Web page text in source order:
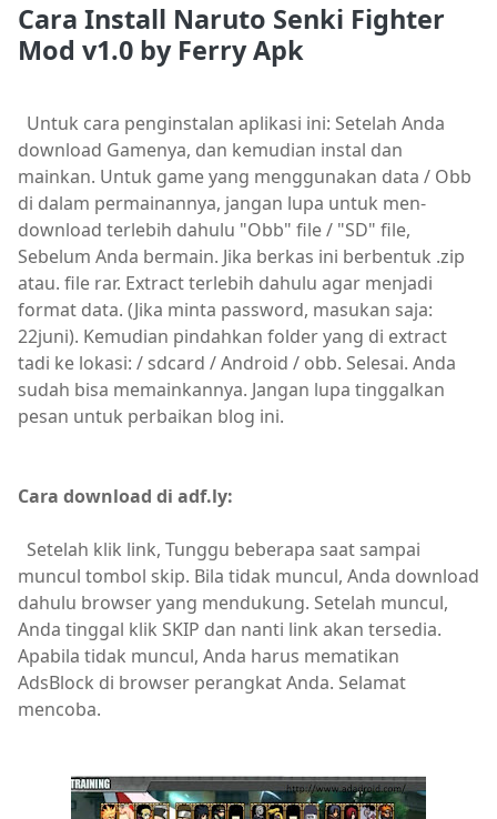
Cara Install Naruto Senki Fighter
Mod v1.0 by Ferry Apk
Untuk cara penginstalan aplikasi ini: Setelah Anda
download Gamenya, dan kemudian instal dan
mainkan. Untuk game yang menggunakan data / Obb
di dalam permainannya, jangan lupa untuk men-
download terlebih dahulu "Obb" file / "SD" file,
Sebelum Anda bermain. Jika berkas ini berbentuk .zip
atau. file rar. Extract terlebih dahulu agar menjadi
format data. (Jika minta password, masukan saja:
22juni). Kemudian pindahkan folder yang di extract
tadi ke lokasi: / sdcard / Android / obb. Selesai. Anda
sudah bisa memainkannya. Jangan lupa tinggalkan
pesan untuk perbaikan blog ini.
Cara download di adf.ly:
Setelah klik link, Tunggu beberapa saat sampai
muncul tombol skip. Bila tidak muncul, Anda download
dahulu browser yang mendukung. Setelah muncul,
Anda tinggal klik SKIP dan nanti link akan tersedia.
Apabila tidak muncul, Anda harus mematikan
AdsBlock di browser perangkat Anda. Selamat
mencoba.